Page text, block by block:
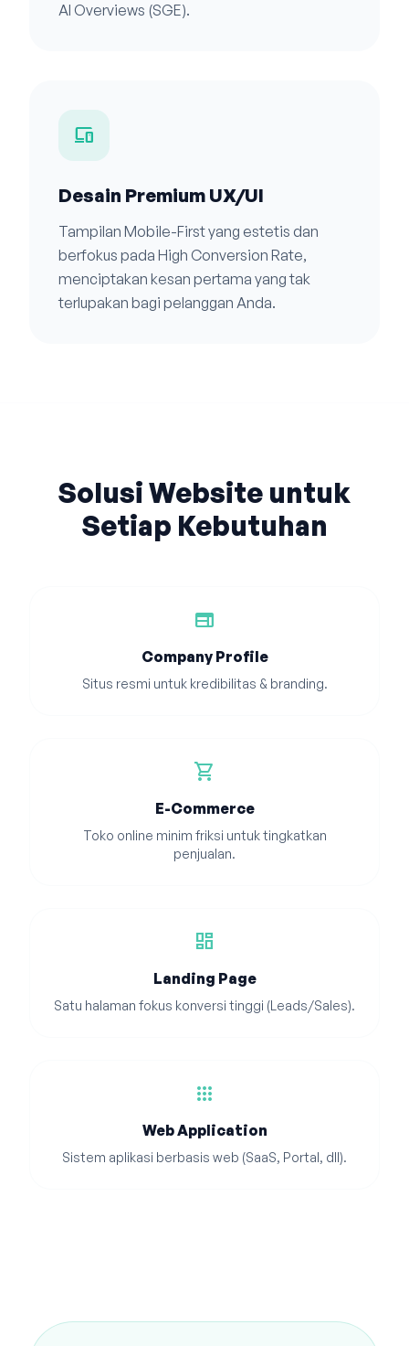
AI Overviews (SGE).
devices
Desain Premium UX/UI
Tampilan Mobile-First yang estetis dan
berfokus pada High Conversion Rate,
menciptakan kesan pertama yang tak
terlupakan bagi pelanggan Anda.
Solusi Website untuk
Setiap Kebutuhan
web
Company Profile
Situs resmi untuk kredibilitas & branding.
shopping_cart
E-Commerce
Toko online minim friksi untuk tingkatkan
penjualan.
dashboard
Landing Page
Satu halaman fokus konversi tinggi (Leads/Sales).
apps
Web Application
Sistem aplikasi berbasis web (SaaS, Portal, dll).